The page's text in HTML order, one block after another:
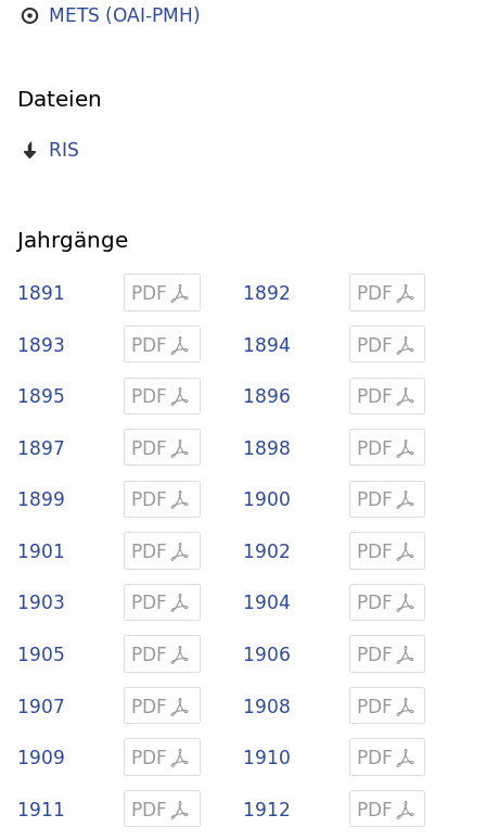
METS (OAI-PMH)
Dateien
RIS
Jahrgänge
PDF
1891 PDF
1892
PDF
1893 PDF
1894
PDF
1895 PDF
1896
PDF
1897 PDF
1898
PDF
1899 PDF
1900
PDF
1901 PDF
1902
PDF
1903 PDF
1904
PDF
1905 PDF
1906
PDF
1907 PDF
1908
PDF
1909 PDF
1910
PDF
1911 PDF
1912